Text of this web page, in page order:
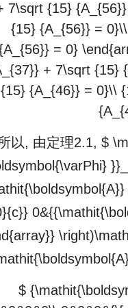
7\sqrt {15}
{15} {A_{56}} =
= 0}
+ 7\sqrt {15}
{15} {A_{46}} = 0}\\
以, 由定理2.1, $
$